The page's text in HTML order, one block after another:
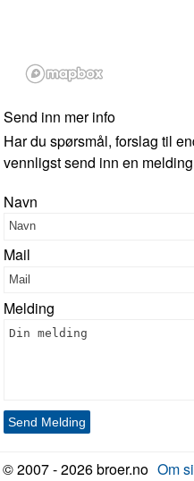
Send inn mer info
Har du spørsmål, forslag til
vennligst send inn en melding
Navn
Mail
Melding
Send Melding
© 2007 - 2026 broer.no Om